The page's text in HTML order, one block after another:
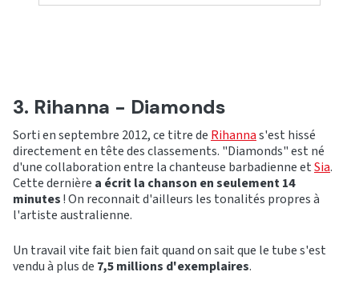
3. Rihanna - Diamonds
Sorti en septembre 2012, ce titre de Rihannas'est hissé
directement en tête des classements. "Diamonds" est né
d'une collaboration entre la chanteuse barbadienne etSia.
Cette dernière a écrit la chanson en seulement 14
minutes! On reconnait d'ailleurs les tonalités propres à
l'artiste australienne.
Un travail vite fait bien fait quand on sait que le tube s'est
vendu à plus de 7,5 millions d'exemplaires.